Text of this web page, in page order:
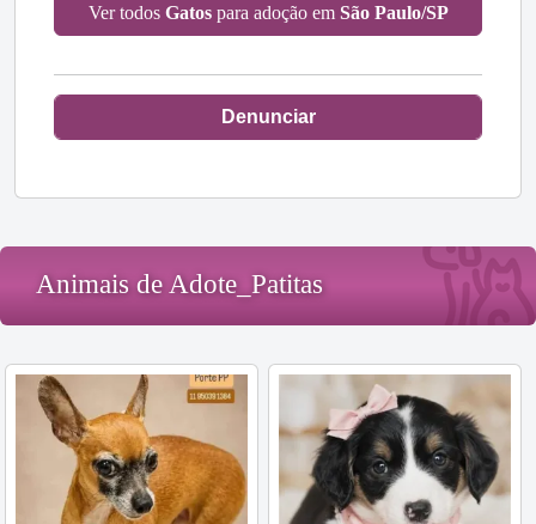
Ver todos Gatospara adoção em São Paulo/SP
Denunciar
Animais de Adote_Patitas